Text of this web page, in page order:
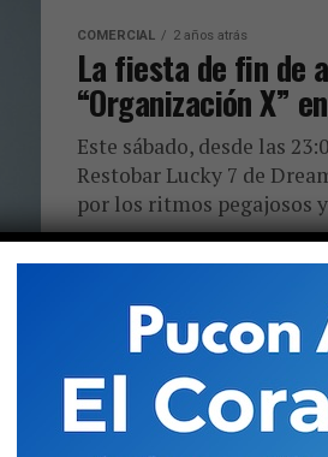
COMERCIAL 2 años atrás
La fiesta de fin de
“Organización X”
Este sábado, desde las
Restobar Lucky 7 de
por los ritmos pegajosos